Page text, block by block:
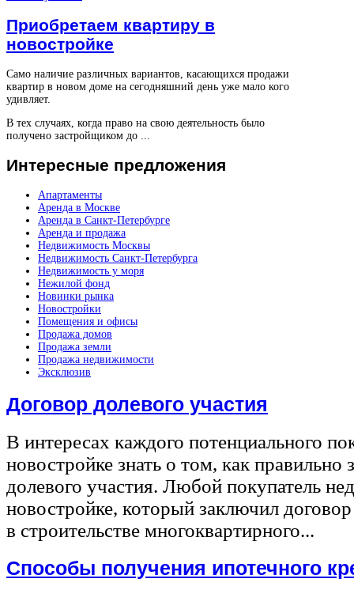
Приобретаем квартиру в
новостройке
Само наличие различных вариантов, касающихся продажи
квартир в новом доме на сегодняшний день уже мало кого
удивляет.
В тех случаях, когда право на свою деятельность было
получено застройщиком до ...
Интересные предложения
Апартаменты
Аренда в Москве
Аренда в Санкт-Петербурге
Аренда и продажа
Недвижимость Москвы
Недвижимость Санкт-Петербурга
Недвижимость у моря
Нежилой фонд
Новинки рынка
Новостройки
Помещения и офисы
Продажа домов
Продажа земли
Продажа недвижимости
Эксклюзив
Договор долевого участия
В интересах каждого потенциального
новостройке знать о том, как правильно
долевого участия. Любой покупатель
новостройке, который заключил
в строительстве многоквартирного...
Способы получения ипотечного